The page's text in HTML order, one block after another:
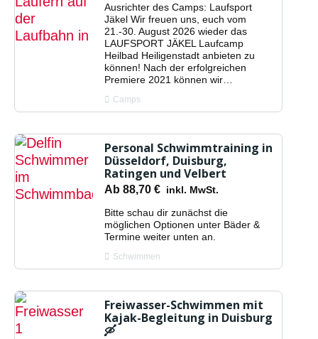
Ausrichter des Camps: Laufsport
Jäkel Wir freuen uns, euch vom
21.-30. August 2026 wieder das
LAUFSPORT JÄKEL Laufcamp
Heilbad Heiligenstadt anbieten zu
können! Nach der erfolgreichen
Premiere 2021 können wir…
Camps
Personal Schwimmtraining in
Düsseldorf, Duisburg,
Ratingen und Velbert
Ab 88,70 € inkl. MwSt.
Bitte schau dir zunächst die
möglichen Optionen unter Bäder &
Termine weiter unten an.
Schwimmen
Freiwasser-Schwimmen mit
Kajak-Begleitung in Duisburg
🛶